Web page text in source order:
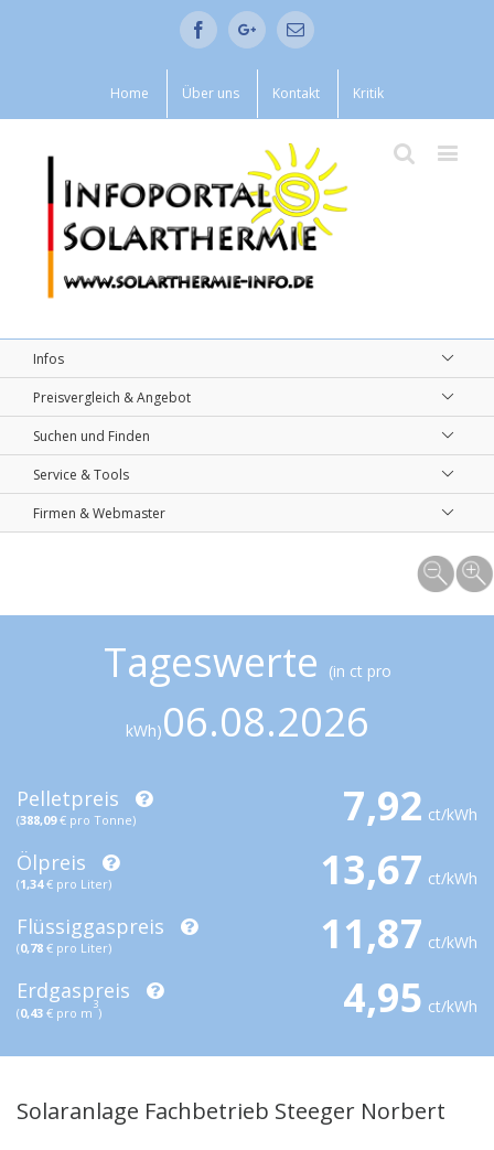
FacebookGoogle+Email
Home Über uns Kontakt Kritik
Infos
Preisvergleich & Angebot
Suchen und Finden
Service & Tools
Firmen & Webmaster
Tageswerte (in ct pro
kWh)06.08.2026
Pelletpreis
(388,09€ pro Tonne) 7,92 ct/kWh
Ölpreis
(1,34€ pro Liter) 13,67 ct/kWh
Flüssiggaspreis
(0,78 € pro Liter) 11,87 ct/kWh
Erdgaspreis
(0,43 € pro m
3
) 4,95 ct/kWh
Solaranlage Fachbetrieb Steeger Norbert